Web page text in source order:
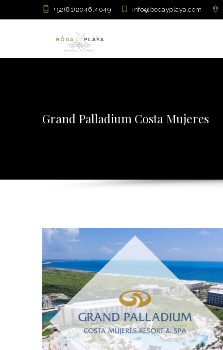
+52(81)2046.4049 info@bodayplaya.com
Grand Palladium Costa Mujeres